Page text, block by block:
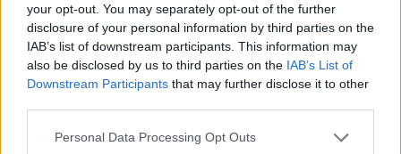
your opt-out. You may separately opt-out of the further
disclosure of your personal information by third parties on the
IAB’s list of downstream participants. This information may
also be disclosed by us to third parties on the IAB’s List of
Downstream Participants that may further disclose it to other
Personal Data Processing Opt Outs
célja, hogy nem ad el újabb devizakötvényeket, és a
finanszírozást forint alapon oldja meg. Utoljára 2014
márciusában értékesítettünk devizakötvényeket a
nemzetközi kötvénypiacon. Jövőre 2,5 milliárd...
KEDVES OLVASÓNK!